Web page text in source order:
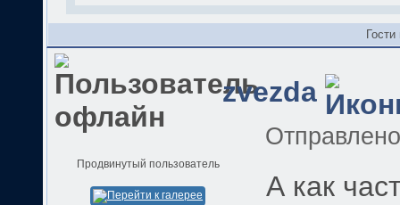
zvezda
Продвинутый пользователь
А как